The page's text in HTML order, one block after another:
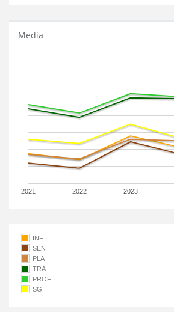
Media
2021 2022 2023
INF
SEN
PLA
TRA
PROF
SG